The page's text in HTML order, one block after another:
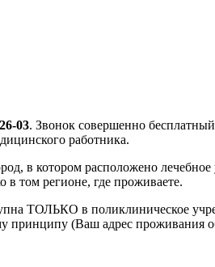
03. Звонок совершенно
работника.
в котором расположено
в том регионе, где проживаете.
ТОЛЬКО в поликлиническое
принципу (Ваш адрес проживания